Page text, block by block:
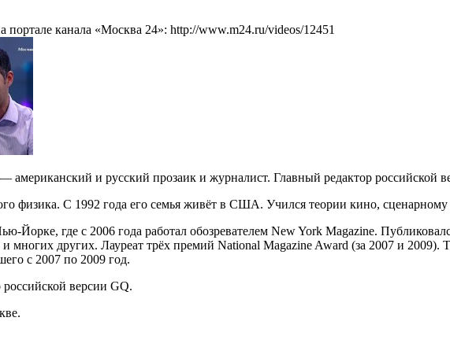
канала «Москва 24»: http://www.m24.ru/videos/12451
американский и русский прозаик и журналист. Главный редактор российской
физика. С 1992 года его семья живёт в США. Учился теории кино,
Йорке, где с 2006 года работал обозревателем New York Magazine.
многих других. Лауреат трёх премий National Magazine Award (за 2007 и 2009).
с 2007 по 2009 год.
версии GQ.